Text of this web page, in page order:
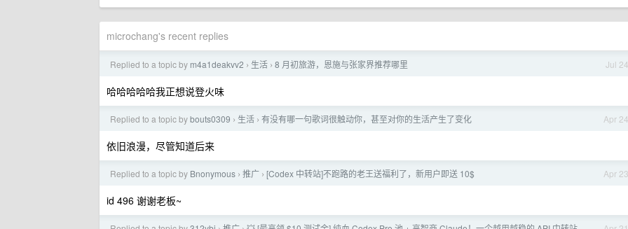
microchang's recent replies
Jul 24
Replied to a topic by m4a1deakvv2 › 生活 › 8 月初旅游，恩施与张家界推荐哪里
哈哈哈哈哈我正想说登火味
Apr 24
Replied to a topic bybouts0309 › 生活 › 有没有哪一句歌词很触动你，甚至对你的生活产生了变化
依旧浪漫，尽管知道后来
Apr 23
Replied to a topic by Bnonymous › 推广 › [Codex 中转站]不跑路的老王送福利了，新用户即送 10$
id 496 谢谢老板~